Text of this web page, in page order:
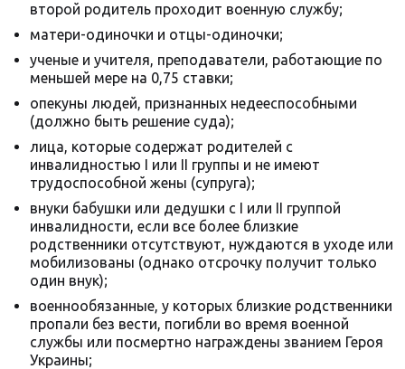
второй родитель проходит военную службу;
матери-одиночки и отцы-одиночки;
ученые и учителя, преподаватели, работающие по
меньшей мере на 0,75 ставки;
опекуны людей, признанных недееспособными
(должно быть решение суда);
лица, которые содержат родителей с
инвалидностью I или II группы и не имеют
трудоспособной жены (супруга);
внуки бабушки или дедушки с I или II группой
инвалидности, если все более близкие
родственники отсутствуют, нуждаются в уходе или
мобилизованы (однако отсрочку получит только
один внук);
военнообязанные, у которых близкие родственники
пропали без вести, погибли во время военной
службы или посмертно награждены званием Героя
Украины;